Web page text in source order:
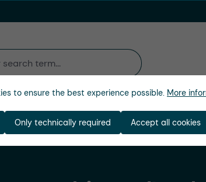
Entreprise
to ensure the best experience possible. More
Only technically required Accept all cookies